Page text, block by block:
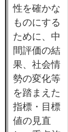
性を確かな
ものにする
ために、中
間評価の結
果、社会情
勢の変化等
を踏まえた
指標・目標
値の見直